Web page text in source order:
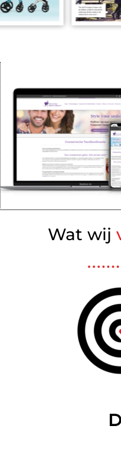
Corporate
Wat wij